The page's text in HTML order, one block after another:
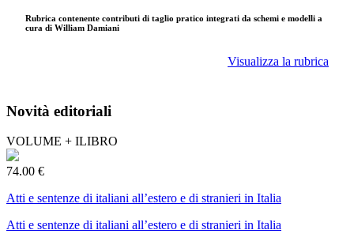
Rubrica contenente contributi di taglio pratico integrati da schemi e modelli a
cura di William Damiani
Visualizza la rubrica
Novità editoriali
VOLUME + ILIBRO
74.00 €
Atti e sentenze di italiani all’estero e di stranieri in Italia
Atti e sentenze di italiani all’estero e di stranieri in Italia